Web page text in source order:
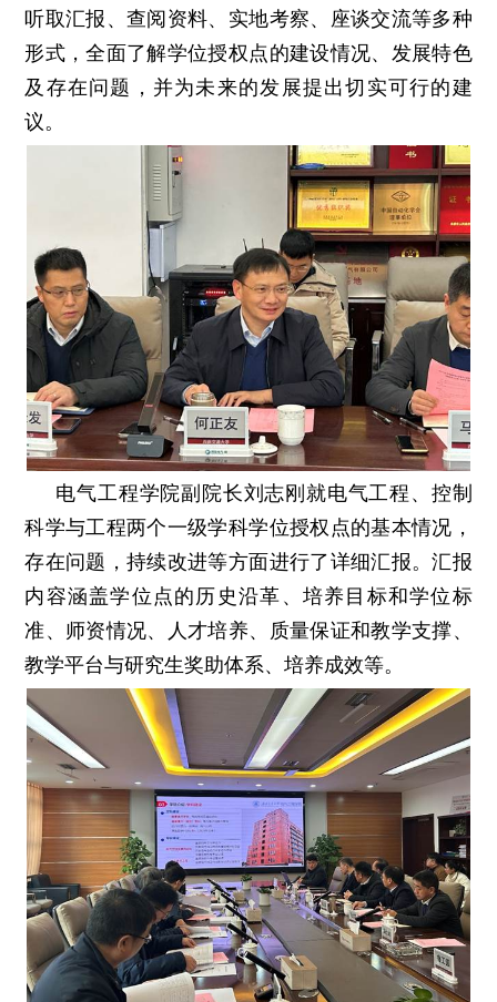
听取汇报、查阅资料、实地考察、座谈交流等多种
形式，全面了解学位授权点的建设情况、发展特色
及存在问题，并为未来的发展提出切实可行的建
议。
电气工程学院副院长刘志刚就电气工程、控制
科学与工程两个一级学科学位授权点的基本情况，
存在问题，持续改进等方面进行了详细汇报。汇报
内容涵盖学位点的历史沿革、培养目标和学位标
准、师资情况、人才培养、质量保证和教学支撑、
教学平台与研究生奖助体系、培养成效等。